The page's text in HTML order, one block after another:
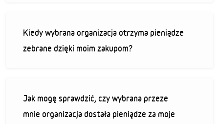
Kiedy wybrana organizacja otrzyma pieniądze
zebrane dzięki moim zakupom?
Jak mogę sprawdzić, czy wybrana przeze
mnie organizacja dostała pieniądze za moje